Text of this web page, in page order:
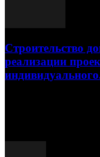
Строительство
реализации